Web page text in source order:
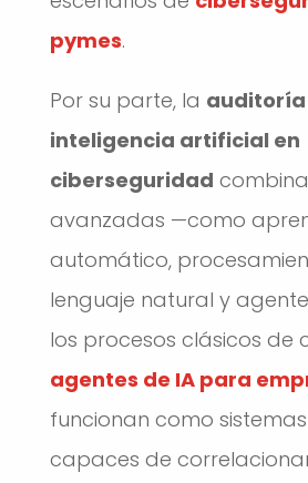
pymes.
Por su parte, la auditoría
inteligencia artificial en
ciberseguridad
avanzadas —como
automático,
lenguaje natural y
los procesos clásicos de
agentes de IA para
funcionan como
capaces de